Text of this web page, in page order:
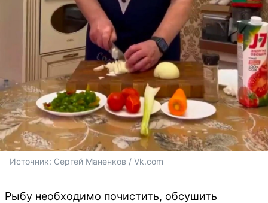
Источник: Сергей Маненков / Vk.com
Рыбу необходимо почистить, обсушить